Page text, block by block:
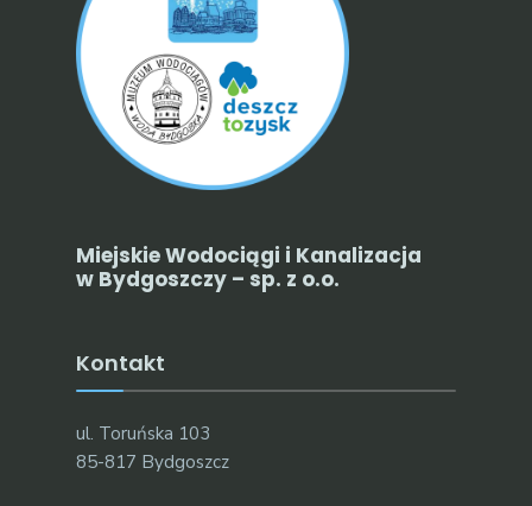
Miejskie Wodociągi i Kanalizacja
w Bydgoszczy – sp. z o.o.
Kontakt
ul. Toruńska 103
85-817 Bydgoszcz